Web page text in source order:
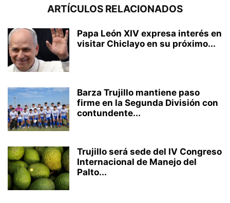
ARTÍCULOS RELACIONADOS
Papa León XIV expresa interés en
visitar Chiclayo en su próximo...
Barza Trujillo mantiene paso
firme en la Segunda División con
contundente...
Trujillo será sede del IV Congreso
Internacional de Manejo del
Palto...